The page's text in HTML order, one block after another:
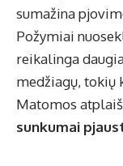
sumažina
Požymiai
reikalinga
medžiagų, tokių
Matomos
sunkumai